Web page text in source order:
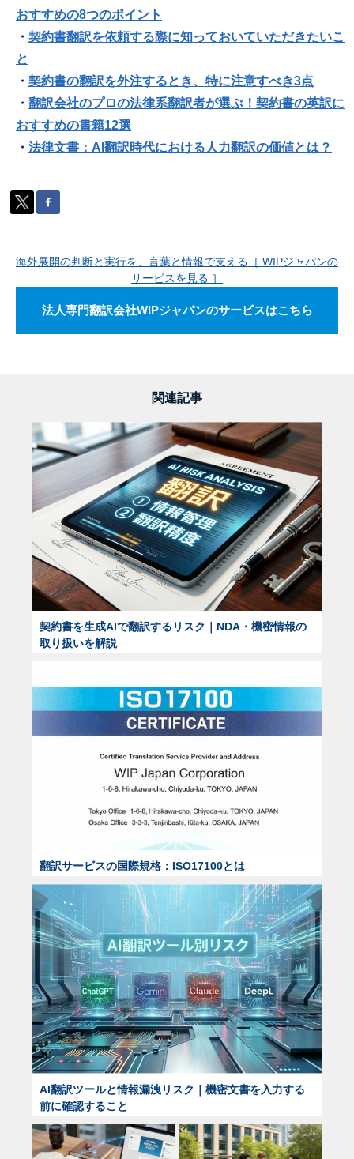
おすすめの8つのポイント
・ 契約書翻訳を依頼する際に知っておいていただきたいこ
と
・ 契約書の翻訳を外注するとき、特に注意すべき3点
・ 翻訳会社のプロの法律系翻訳者が選ぶ！契約書の英訳に
おすすめの書籍12選
・ 法律文書：AI翻訳時代における人力翻訳の価値とは？
海外展開の判断と実行を、言葉と情報で支える［ WIPジャパンの
サービスを見る ］
法人専門翻訳会社WIPジャパンのサービスはこちら
関連記事
契約書を生成AIで翻訳するリスク｜NDA・機密情報の
取り扱いを解説
翻訳サービスの国際規格：ISO17100とは
AI翻訳ツールと情報漏洩リスク｜機密文書を入力する
前に確認すること